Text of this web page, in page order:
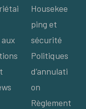
Housekee
ping et
sécurité
Politiques
d’annulati
on
Règlement